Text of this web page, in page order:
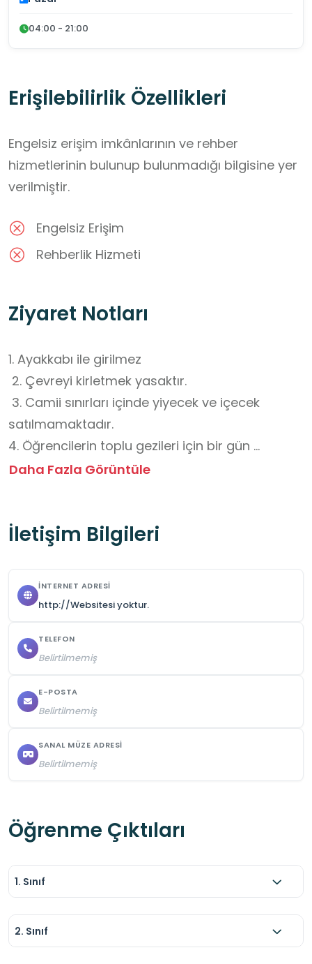
04:00 - 21:00
Erişilebilirlik Özellikleri
Engelsiz erişim imkânlarının ve rehber
hizmetlerinin bulunup bulunmadığı bilgisine yer
verilmiştir.
Engelsiz Erişim
Rehberlik Hizmeti
Ziyaret Notları
1. Ayakkabı ile girilmez
2. Çevreyi kirletmek yasaktır.
3. Camii sınırları içinde yiyecek ve içecek
satılmamaktadır.
4. Öğrencilerin toplu gezileri için bir gün
önceden randevu alınmalıdır.
Daha Fazla Görüntüle
İletişim Bilgileri
İNTERNET ADRESI
http://Websitesi yoktur.
TELEFON
Belirtilmemiş
E-POSTA
Belirtilmemiş
SANAL MÜZE ADRESI
Belirtilmemiş
Öğrenme Çıktıları
1. Sınıf
2. Sınıf